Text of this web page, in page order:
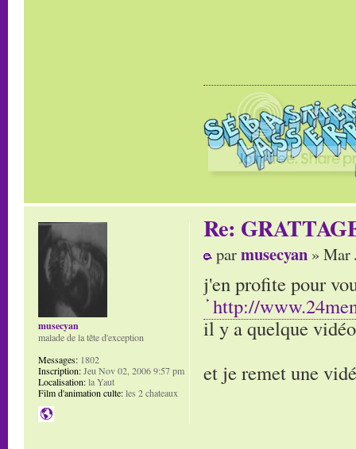
Re:
parmusecyan » Mar
j'en profite pour
http://
il y a quelque
et je remet une
musecyan
malade de la tête d'exception
Messages: 1802
Inscription:Jeu Nov 02, 2006 9:57 pm
Localisation:la Yaut
Film d'animation culte:les 2 chateaux